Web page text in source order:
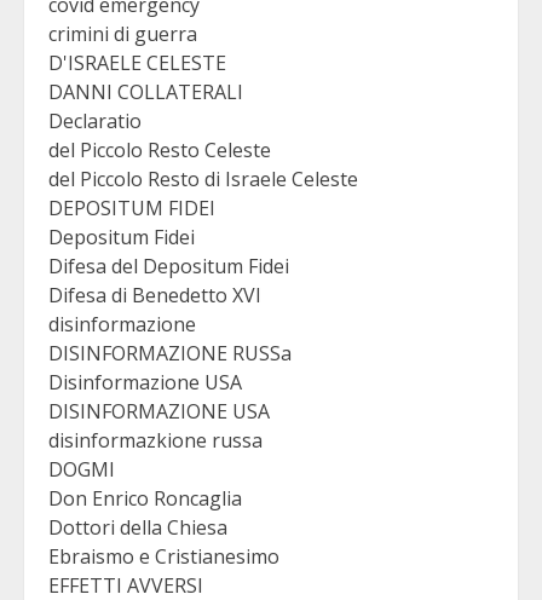
crimini di guerra
D'ISRAELE CELESTE
DANNI COLLATERALI
Declaratio
del Piccolo Resto Celeste
del Piccolo Resto di Israele Celeste
DEPOSITUM FIDEI
Depositum Fidei
Difesa del Depositum Fidei
Difesa di Benedetto XVI
disinformazione
DISINFORMAZIONE RUSSa
Disinformazione USA
DISINFORMAZIONE USA
disinformazkione russa
DOGMI
Don Enrico Roncaglia
Dottori della Chiesa
Ebraismo e Cristianesimo
EFFETTI AVVERSI